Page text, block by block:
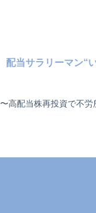
配当サラリーマン“
〜高配当株再投資で不労